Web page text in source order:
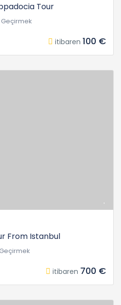
Tour
itibaren 100 €
From Istanbul
itibaren 700 €